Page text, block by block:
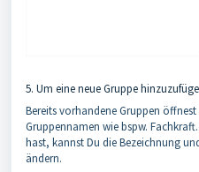
5. Um eine neue Gruppe
Bereits vorhandene Gruppen
Gruppennamen wie bspw.
hast, kannst Du die Bezeichnung
ändern.